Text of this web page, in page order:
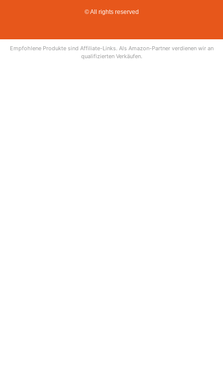
© All rights reserved
Empfohlene Produkte sind Affiliate-Links. Als Amazon-Partner verdienen wir an
qualifizierten Verkäufen.